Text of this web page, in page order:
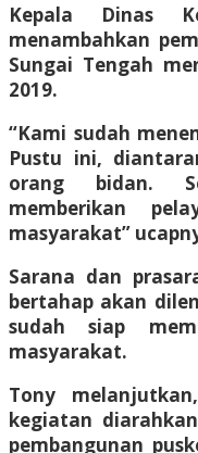
Kepala Dinas
menambahkan
Sungai Tengah
2019.
“Kami sudah
Pustu ini,
orang bidan.
memberikan
masyarakat”
Sarana dan
bertahap akan
sudah siap
masyarakat.
Tony
kegiatan
pembangunan